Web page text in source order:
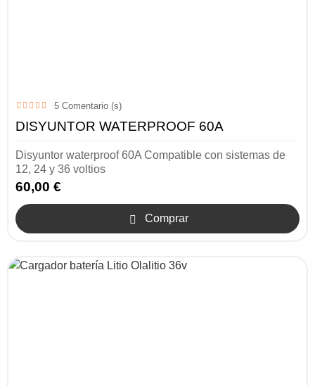
5 Comentario (s)
DISYUNTOR WATERPROOF 60A
Disyuntor waterproof 60A Compatible con sistemas de
12, 24 y 36 voltios
60,00 €
 Comprar